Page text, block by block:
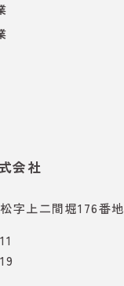
会社
字上二間堀176番地